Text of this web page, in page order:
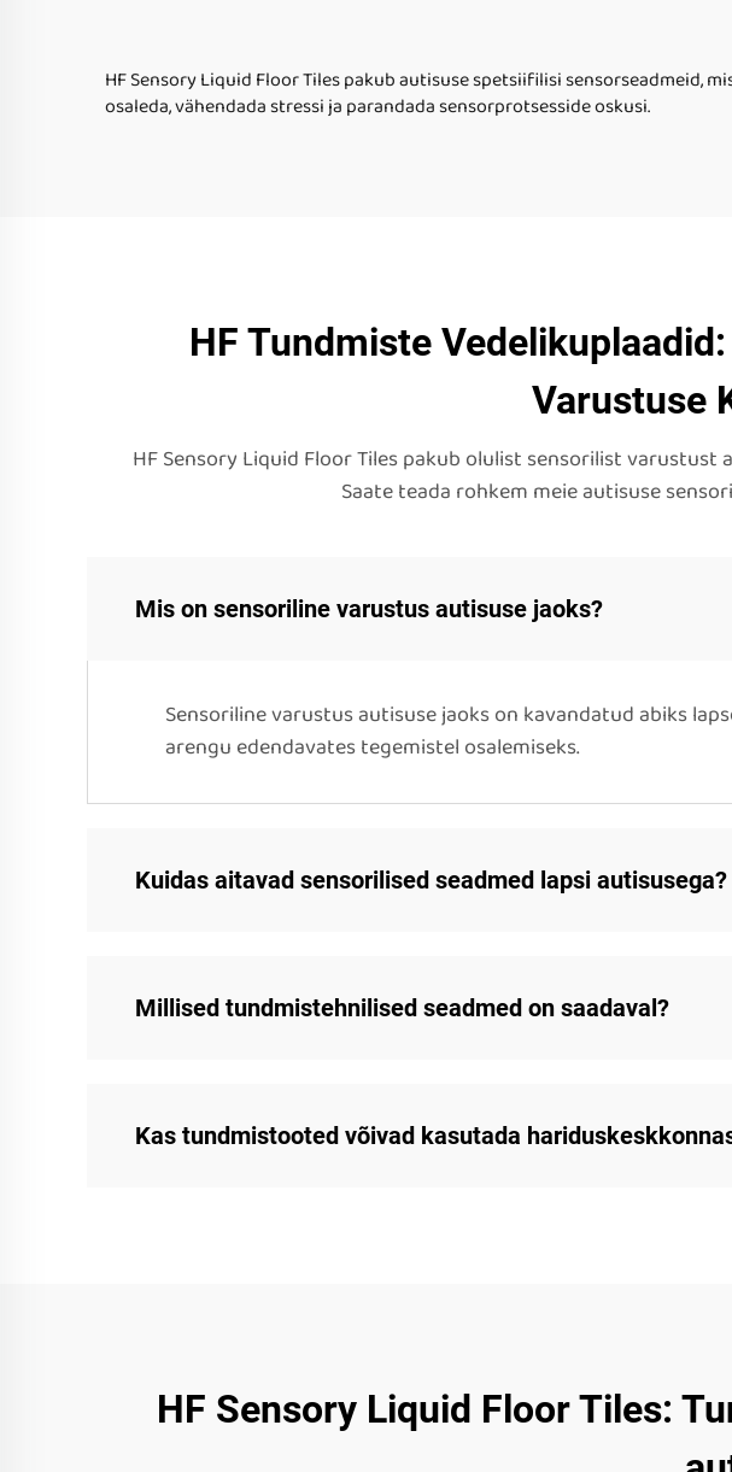
HF Sensory Liquid Floor Tiles pakub autisuse spetsiifilisi sensorseadmeid,
osaleda, vähendada stressi ja parandada sensorprotsesside oskusi.
HF Tundmiste
Varustuse
HF Sensory Liquid Floor Tiles pakub olulist sensorilist
Saate teada rohkem meie autisuse
Mis on sensoriline varustus autisuse jaoks?
Sensoriline varustus autisuse jaoks on kavandatud abiks
arengu edendavates tegemistel osalemiseks.
Kuidas aitavad sensorilised seadmed lapsi autisusega?
Millised tundmistehnilised seadmed on saadaval?
Kas tundmistooted võivad kasutada
HF Sensory Liquid Floor Tiles: